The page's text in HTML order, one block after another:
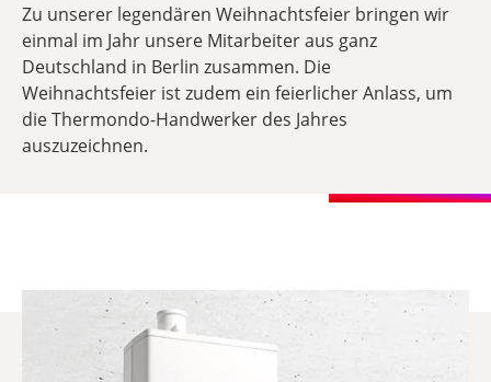
Zu unserer legendären Weihnachtsfeier bringen wir
einmal im Jahr unsere Mitarbeiter aus ganz
Deutschland in Berlin zusammen. Die
Weihnachtsfeier ist zudem ein feierlicher Anlass, um
die Thermondo-Handwerker des Jahres
auszuzeichnen.